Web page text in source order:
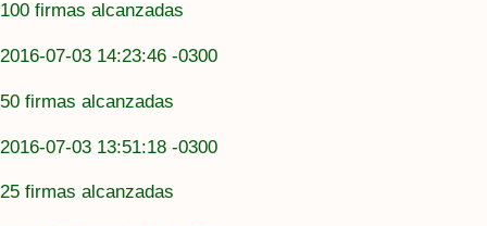
100 firmas alcanzadas
2016-07-03 14:23:46 -0300
50 firmas alcanzadas
2016-07-03 13:51:18 -0300
25 firmas alcanzadas